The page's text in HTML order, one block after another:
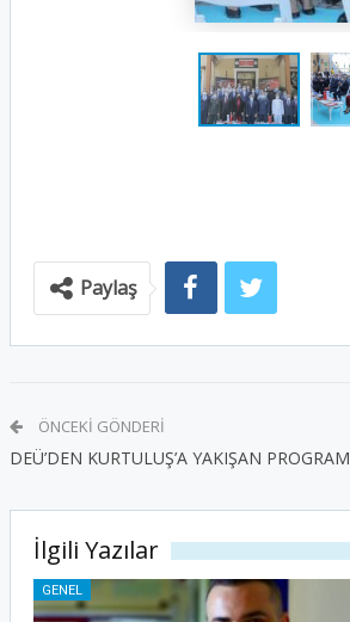
Paylaş
ÖNCEKI GÖNDERI
DEÜ’DEN KURTULUŞ’A YAKIŞAN PROGRAM
İlgili Yazılar
GENEL